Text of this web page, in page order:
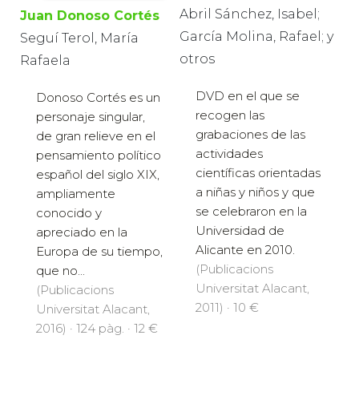
Juan Donoso Cortés
Seguí Terol, María
Rafaela
Donoso Cortés es un
personaje singular,
de gran relieve en el
pensamiento político
español del siglo XIX,
ampliamente
conocido y
apreciado en la
Europa de su tiempo,
que no...
(Publicacions
Universitat Alacant,
2016) · 124 pàg. · 12 €
Abril Sánchez, Isabel;
García Molina, Rafael; y
otros
DVD en el que se
recogen las
grabaciones de las
actividades
científicas orientadas
a niñas y niños y que
se celebraron en la
Universidad de
Alicante en 2010.
(Publicacions
Universitat Alacant,
2011) · 10 €